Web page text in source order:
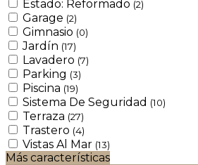
Estado: Reformado (2)
Garage (2)
Gimnasio (0)
Jardín (17)
Lavadero (7)
Parking (3)
Piscina (19)
Sistema De Seguridad (10)
Terraza (27)
Trastero (4)
Vistas Al Mar (13)
Más características